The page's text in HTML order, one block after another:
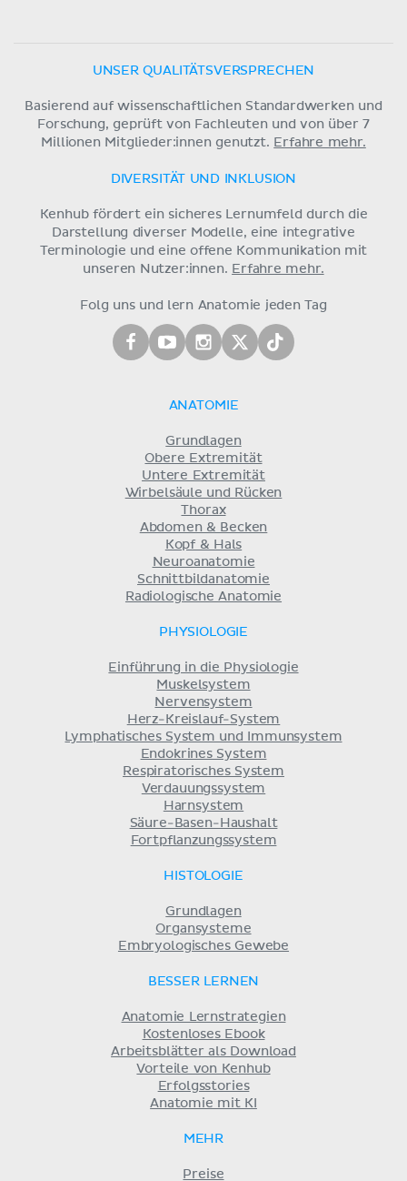
UNSER QUALITÄTSVERSPRECHEN
Basierend auf wissenschaftlichen Standardwerken und
Forschung, geprüft von Fachleuten und von über 7
Millionen Mitglieder:innen genutzt. Erfahre mehr.
DIVERSITÄT UND INKLUSION
Kenhub fördert ein sicheres Lernumfeld durch die
Darstellung diverser Modelle, eine integrative
Terminologie und eine offene Kommunikation mit
unseren Nutzer:innen. Erfahre mehr.
Folg uns und lern Anatomie jeden Tag
ANATOMIE
Grundlagen
Obere Extremität
Untere Extremität
Wirbelsäule und Rücken
Thorax
Abdomen & Becken
Kopf & Hals
Neuroanatomie
Schnittbildanatomie
Radiologische Anatomie
PHYSIOLOGIE
Einführung in die Physiologie
Muskelsystem
Nervensystem
Herz-Kreislauf-System
Lymphatisches System und Immunsystem
Endokrines System
Respiratorisches System
Verdauungssystem
Harnsystem
Säure-Basen-Haushalt
Fortpflanzungssystem
HISTOLOGIE
Grundlagen
Organsysteme
Embryologisches Gewebe
BESSER LERNEN
Anatomie Lernstrategien
Kostenloses Ebook
Arbeitsblätter als Download
Vorteile von Kenhub
Erfolgsstories
Anatomie mit KI
MEHR
Preise